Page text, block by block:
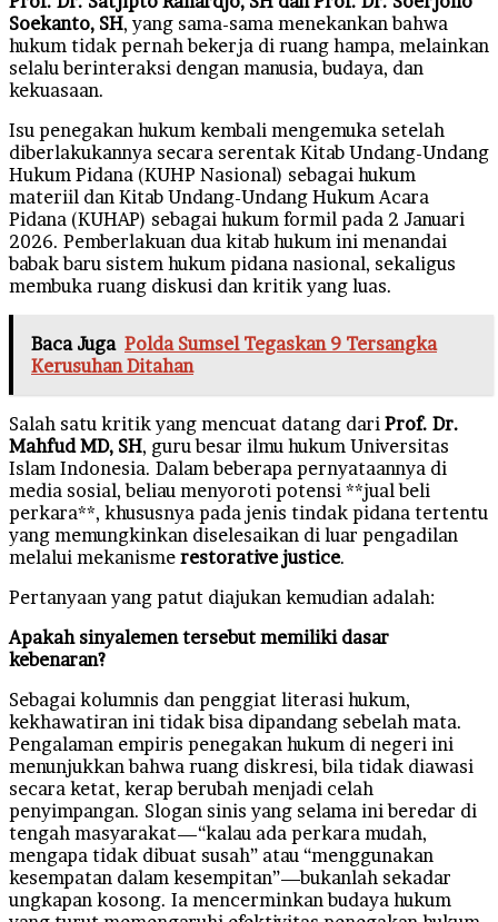
Soekanto, SH, yang sama-sama menekankan bahwa
hukum tidak pernah bekerja di ruang hampa, melainkan
selalu berinteraksi dengan manusia, budaya, dan
kekuasaan.
Isu penegakan hukum kembali mengemuka setelah
diberlakukannya secara serentak Kitab Undang-Undang
Hukum Pidana (KUHP Nasional) sebagai hukum
materiil dan Kitab Undang-Undang Hukum Acara
Pidana (KUHAP) sebagai hukum formil pada 2 Januari
2026. Pemberlakuan dua kitab hukum ini menandai
babak baru sistem hukum pidana nasional, sekaligus
membuka ruang diskusi dan kritik yang luas.
Baca Juga Polda Sumsel Tegaskan 9 Tersangka
Kerusuhan Ditahan
Salah satu kritik yang mencuat datang dari Prof. Dr.
Mahfud MD, SH, guru besar ilmu hukum Universitas
Islam Indonesia. Dalam beberapa pernyataannya di
media sosial, beliau menyoroti potensi **jual beli
perkara**, khususnya pada jenis tindak pidana tertentu
yang memungkinkan diselesaikan di luar pengadilan
melalui mekanisme restorative justice.
Pertanyaan yang patut diajukan kemudian adalah:
Apakah sinyalemen tersebut memiliki dasar
kebenaran?
Sebagai kolumnis dan penggiat literasi hukum,
kekhawatiran ini tidak bisa dipandang sebelah mata.
Pengalaman empiris penegakan hukum di negeri ini
menunjukkan bahwa ruang diskresi, bila tidak diawasi
secara ketat, kerap berubah menjadi celah
penyimpangan. Slogan sinis yang selama ini beredar di
tengah masyarakat—“kalau ada perkara mudah,
mengapa tidak dibuat susah” atau “menggunakan
kesempatan dalam kesempitan”—bukanlah sekadar
ungkapan kosong. Ia mencerminkan budaya hukum